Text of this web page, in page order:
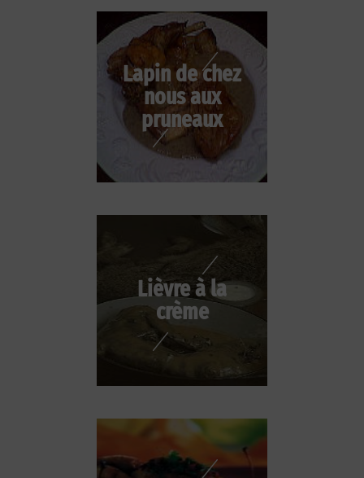
Lapin de chez
nous aux
pruneaux
Lièvre à la
crème